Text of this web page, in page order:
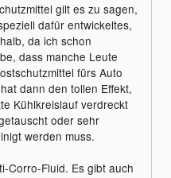
gilt es zu sagen,
dafür entwickeltes,
da ich schon
dass manche Leute
fürs Auto
dann den tollen Effekt,
Kühlkreislauf verdreckt
oder sehr
werden muss.
Corro-Fluid. Es gibt auch